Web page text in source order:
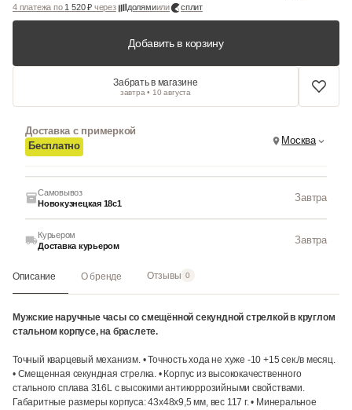
4 платежа по 1 520 ₽через долямиили сплит
Добавить в корзину
Забрать в магазине
завтра • 10 августа
Доставка с примеркой
Бесплатно
Москва
Самовывоз
Новокузнецкая 18с1
Завтра
Курьером
Доставка курьером
Завтра
Описание О бренде Отзывы 0
Мужские наручные часы со смещённой секундной стрелкой в круглом
стальном корпусе, на браслете.
Точный кварцевый механизм. • Точность хода не хуже -10 +15 сек./в месяц.
• Смещенная секундная стрелка. • Корпус из высококачественного
стального сплава 316L с высокими антикоррозийными свойствами.
Габаритные размеры корпуса: 43x48x9,5 мм, вес 117 г. • Минеральное